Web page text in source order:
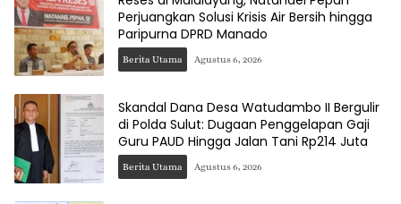
Perjuangkan Solusi Krisis Air Bersih hingga
Paripurna DPRD Manado
Berita Utama Agustus 6, 2026
Skandal Dana Desa Watudambo II Bergulir
di Polda Sulut: Dugaan Penggelapan Gaji
Guru PAUD Hingga Jalan Tani Rp214 Juta
Berita Utama Agustus 6, 2026